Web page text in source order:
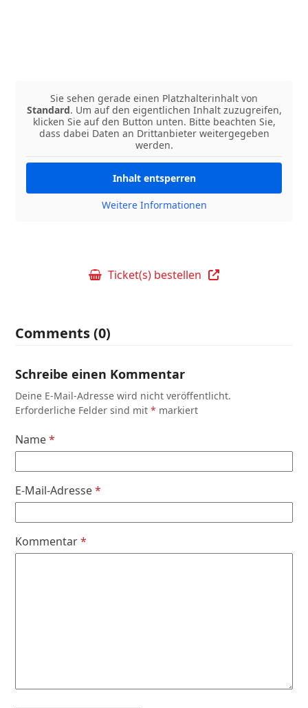
Sie sehen gerade einen Platzhalterinhalt von
Standard. Um auf den eigentlichen Inhalt zuzugreifen,
klicken Sie auf den Button unten. Bitte beachten Sie,
dass dabei Daten an Drittanbieter weitergegeben
werden.
Inhalt entsperren
Weitere Informationen
Ticket(s) bestellen
Comments (0)
Schreibe einen Kommentar
Deine E-Mail-Adresse wird nicht veröffentlicht.
Erforderliche Felder sind mit* markiert
Name*
E-Mail-Adresse*
Kommentar*